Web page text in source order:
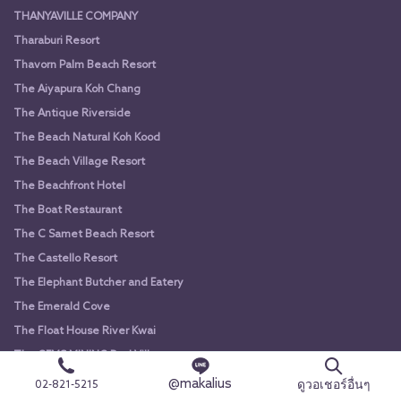
THANYAVILLE COMPANY
Tharaburi Resort
Thavorn Palm Beach Resort
The Aiyapura Koh Chang
The Antique Riverside
The Beach Natural Koh Kood
The Beach Village Resort
The Beachfront Hotel
The Boat Restaurant
The C Samet Beach Resort
The Castello Resort
The Elephant Butcher and Eatery
The Emerald Cove
The Float House River Kwai
The GEMS MINING Pool Villas
The Green Park Resort
02-821-5215 @makalius ดูวอเชอร์อื่นๆ